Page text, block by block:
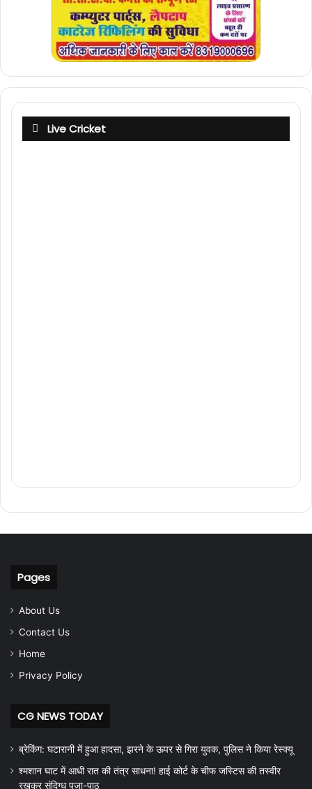
Live Cricket
Pages
About Us
Contact Us
Home
Privacy Policy
CG NEWS TODAY
ब्रेकिंग: घटारानी में हुआ हादसा, झरने के ऊपर से गिरा युवक, पुलिस ने किया रेस्क्यू
श्मशान घाट में आधी रात की तंत्र साधना! हाई कोर्ट के चीफ जस्टिस की तस्वीर
रखकर संदिग्ध पूजा-पाठ